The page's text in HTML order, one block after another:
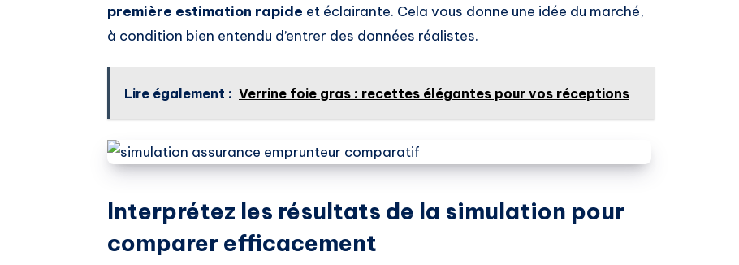
première estimation rapide et éclairante. Cela vous donne une idée du marché,
à condition bien entendu d’entrer des données réalistes.
Lire également : Verrine foie gras : recettes élégantes pour vos réceptions
Interprétez les résultats de la simulation pour
comparer efficacement